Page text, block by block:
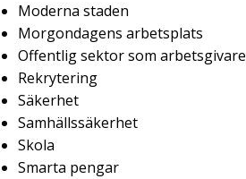
Moderna staden
Morgondagens arbetsplats
Offentlig sektor som arbetsgivare
Rekrytering
Säkerhet
Samhällssäkerhet
Skola
Smarta pengar